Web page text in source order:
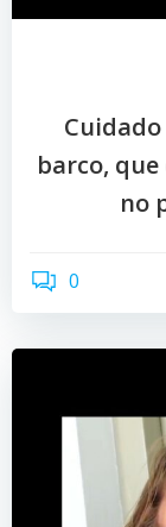
barco,
no
0